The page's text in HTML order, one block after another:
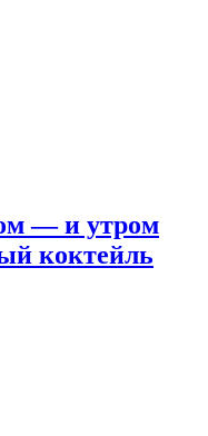
— и утром
коктейль